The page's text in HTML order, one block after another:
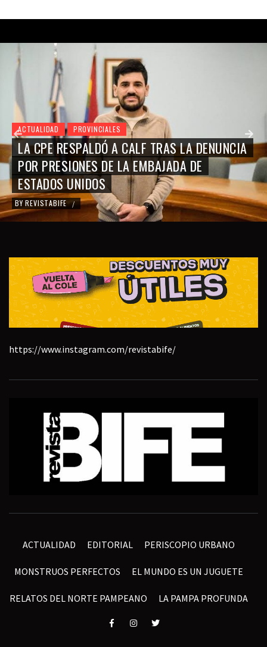
ACTUALIDAD PROVINCIALES
LA CPE RESPALDÓ A CALF TRAS LA DENUNCIA
POR PRESIONES DE LA EMBAJADA DE
ESTADOS UNIDOS
BY REVISTABIFE /
https://www.instagram.com/revistabife/
ACTUALIDAD EDITORIAL PERISCOPIO URBANO
MONSTRUOS PERFECTOS EL MUNDO ES UN JUGUETE
RELATOS DEL NORTE PAMPEANO LA PAMPA PROFUNDA
ElementoElementoElemento